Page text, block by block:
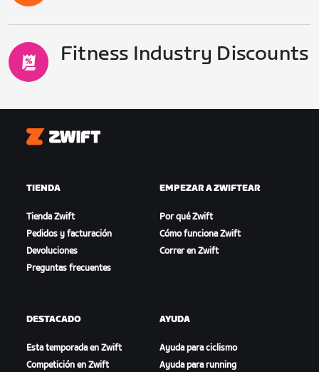
Fitness Industry Discounts
Zwift
TIENDA
Tienda Zwift
Pedidos y facturación
Devoluciones
Preguntas frecuentes
EMPEZAR A ZWIFTEAR
Por qué Zwift
Cómo funciona Zwift
Correr en Zwift
DESTACADO
Esta temporada en Zwift
Competición en Zwift
AYUDA
Ayuda para ciclismo
Ayuda para running